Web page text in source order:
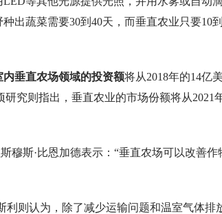
出蔬菜需要30到40天，而垂直农业只要10
内垂直农场领域的投资额将从2018年的14亿
研究则指出，垂直农业的市场份额将从2021
穆斯·比恩加德表示：“垂直农场可以改善
利则认为，除了减少运输问题和温室气体